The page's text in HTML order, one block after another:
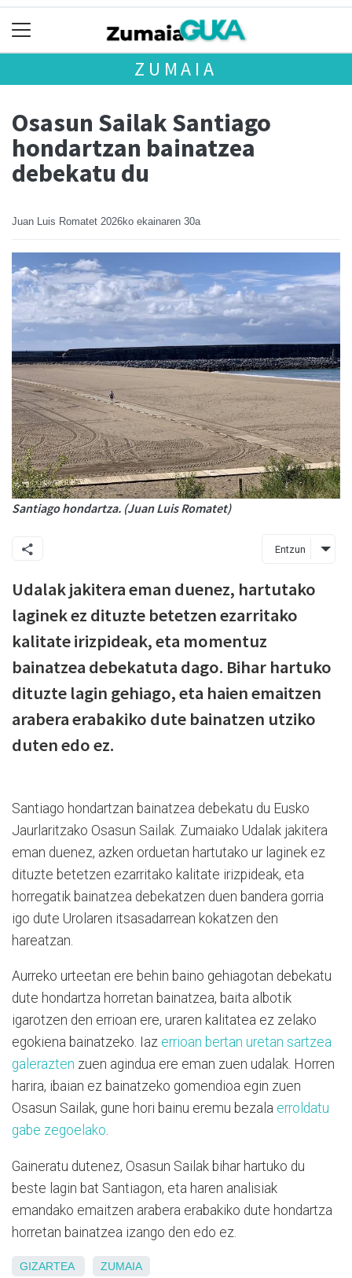
ZUMAIA
Osasun Sailak Santiago
hondartzan bainatzea
debekatu du
Juan Luis Romatet 2026ko ekainaren 30a
Santiago hondartza. (Juan Luis Romatet)
Entzun
Udalak jakitera eman duenez, hartutako
laginek ez dituzte betetzen ezarritako
kalitate irizpideak, eta momentuz
bainatzea debekatuta dago. Bihar hartuko
dituzte lagin gehiago, eta haien emaitzen
arabera erabakiko dute bainatzen utziko
duten edo ez.
Santiago hondartzan bainatzea debekatu du Eusko
Jaurlaritzako Osasun Sailak. Zumaiako Udalak jakitera
eman duenez, azken orduetan hartutako ur laginek ez
dituzte betetzen ezarritako kalitate irizpideak, eta
horregatik bainatzea debekatzen duen bandera gorria
igo dute Urolaren itsasadarrean kokatzen den
hareatzan.
Aurreko urteetan ere behin baino gehiagotan debekatu
dute hondartza horretan bainatzea, baita albotik
igarotzen den errioan ere, uraren kalitatea ez zelako
egokiena bainatzeko. Iaz errioan bertan uretan sartzea
galerazten zuen agindua ere eman zuen udalak. Horren
harira, ibaian ez bainatzeko gomendioa egin zuen
Osasun Sailak, gune hori bainu eremu bezala erroldatu
gabe zegoelako.
Gaineratu dutenez, Osasun Sailak bihar hartuko du
beste lagin bat Santiagon, eta haren analisiak
emandako emaitzen arabera erabakiko dute hondartza
horretan bainatzea izango den edo ez.
GIZARTEA ZUMAIA